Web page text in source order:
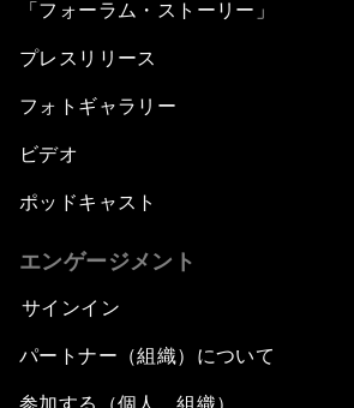
「フォーラム・ストーリー」
プレスリリース
フォトギャラリー
ビデオ
ポッドキャスト
エンゲージメント
サインイン
パートナー（組織）について